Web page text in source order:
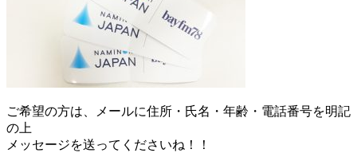
ご希望の方は、メールに住所・氏名・年齢・電話番号を明記
の上
メッセージを送ってくださいね！！